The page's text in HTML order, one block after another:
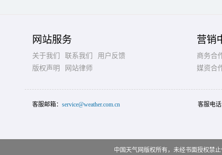
网站服务
关于我们 联系我们
用户反馈
版权声明
网站律师
营销
商务合
媒资合
客服邮箱： service@weather.com.cn 客服电
中国天气网版权所有，未经书面授权